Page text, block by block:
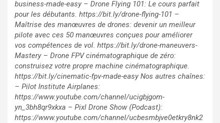
business-made-easy – Drone Flying 101: Le cours parfait
pour les débutants. https://bit.ly/drone-flying-101 –
Maîtrise des manœuvres de drones: devenir un meilleur
pilote avec ces 50 manœuvres conçues pour améliorer
vos compétences de vol. https://bit.ly/drone-maneuvers-
Mastery – Drone FPV cinématographique de zéro:
construisez votre propre machine cinématographique.
https://bit.ly/cinematic-fpv-made-easy Nos autres chaînes:
– Pilot Institute Airplanes:
https://www.youtube.com/channel/ucigbjgom-
yn_3bh8qr9xkxa – Pixl Drone Show (Podcast):
https://www.youtube.com/channel/ucbesmbjve0etkry8nk2